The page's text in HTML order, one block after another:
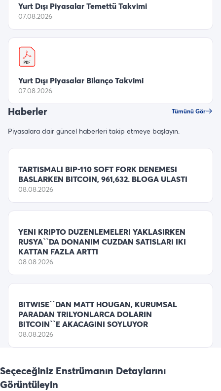
Yurt Dışı Piyasalar Temettü Takvimi
07.08.2026
Yurt Dışı Piyasalar Bilanço Takvimi
07.08.2026
Haberler Tümünü Gör
Piyasalara dair güncel haberleri takip etmeye başlayın.
TARTISMALI BIP-110 SOFT FORK DENEMESI
BASLARKEN BITCOIN, 961,632. BLOGA ULASTI
08.08.2026
YENI KRIPTO DUZENLEMELERI YAKLASIRKEN
RUSYA``DA DONANIM CUZDAN SATISLARI IKI
KATTAN FAZLA ARTTI
08.08.2026
BITWISE``DAN MATT HOUGAN, KURUMSAL
PARADAN TRILYONLARCA DOLARIN
BITCOIN``E AKACAGINI SOYLUYOR
08.08.2026
Seçeceğiniz Enstrümanın Detaylarını
Görüntüleyin